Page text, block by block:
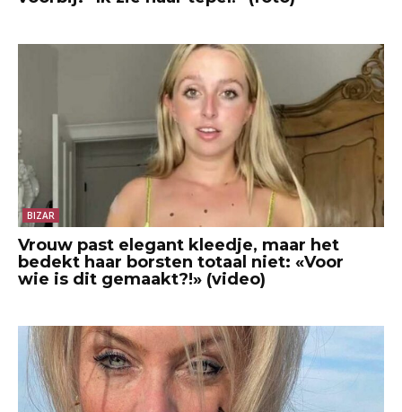
BIZAR
Vrouw past elegant kleedje, maar het
bedekt haar borsten totaal niet: «Voor
wie is dit gemaakt?!» (video)